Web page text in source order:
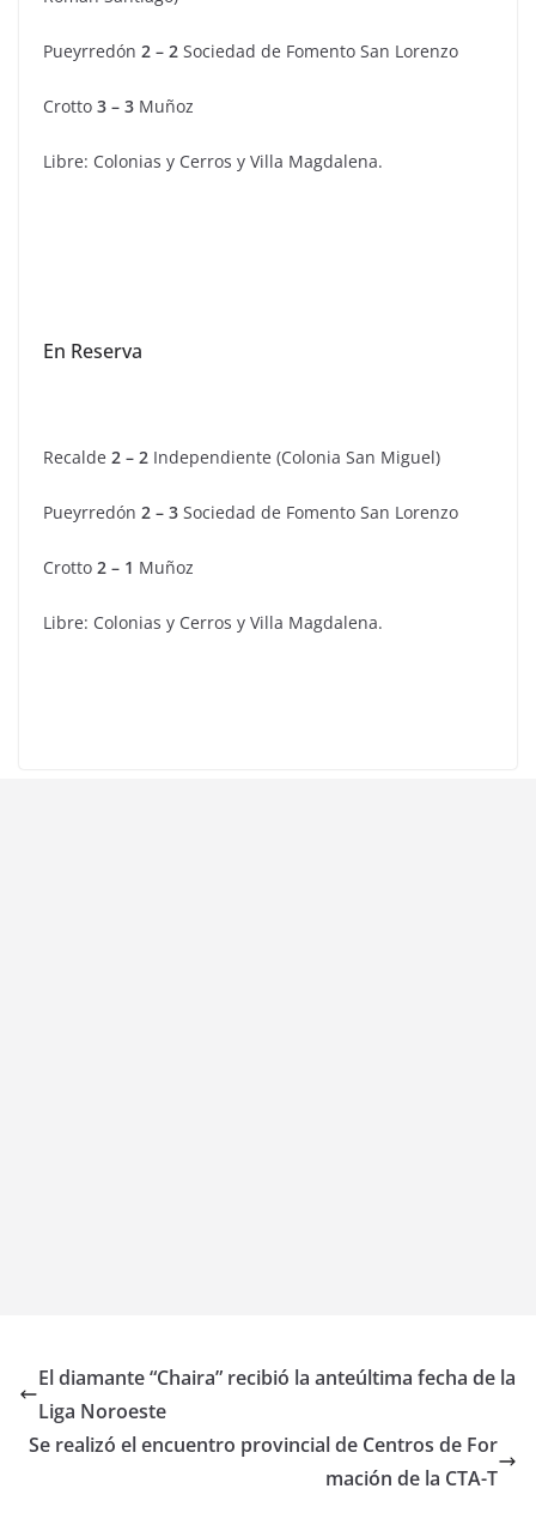
Pueyrredón 2 – 2 Sociedad de Fomento San Lorenzo
Crotto 3 – 3 Muñoz
Libre: Colonias y Cerros y Villa Magdalena.
En Reserva
Recalde 2 – 2 Independiente (Colonia San Miguel)
Pueyrredón 2 – 3 Sociedad de Fomento San Lorenzo
Crotto 2 – 1 Muñoz
Libre: Colonias y Cerros y Villa Magdalena.
El diamante “Chaira” recibió la anteúltima fecha de la
Liga Noroeste
Se realizó el encuentro provincial de Centros de For
mación de la CTA-T